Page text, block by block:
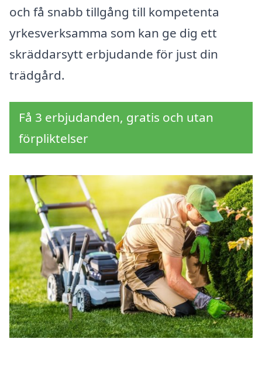
och få snabb tillgång till kompetenta
yrkesverksamma som kan ge dig ett
skräddarsytt erbjudande för just din
trädgård.
Få 3 erbjudanden, gratis och utan
förpliktelser